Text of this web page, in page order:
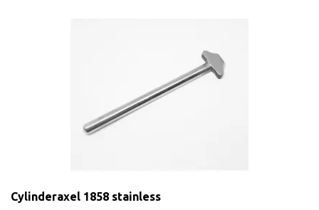
Cylinderaxel 1858 stainless